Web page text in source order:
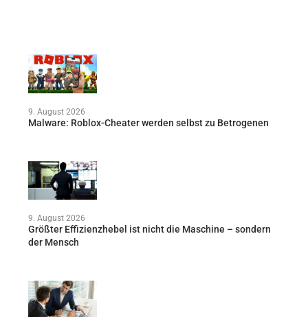
9. August 2026
Malware: Roblox-Cheater werden selbst zu Betrogenen
9. August 2026
Größter Effizienzhebel ist nicht die Maschine – sondern
der Mensch